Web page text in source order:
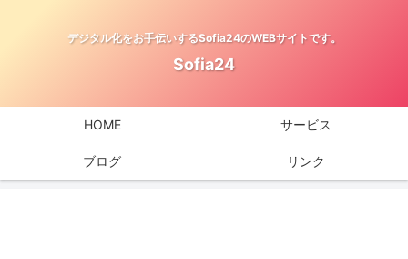
デジタル化をお手伝いするSofia24のWEBサイトです。
Sofia24
HOME サービス
ブログ リンク